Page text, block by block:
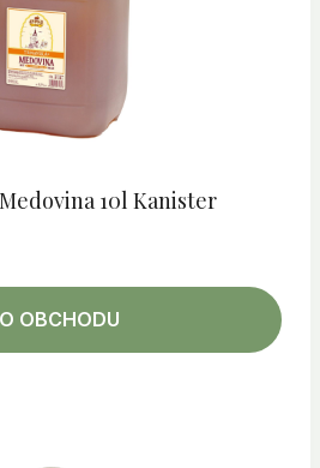
10l Kanister
OBCHODU